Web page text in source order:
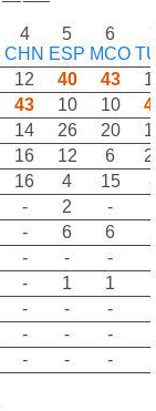
4
CHN
5
ESP
6
MCO
12 40 43
43 10 10
14 26 20
16 12 6
16 4 15
- 2 -
- 6 6
- - -
- 1 1
- - -
- - -
- - -